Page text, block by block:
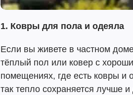
1. Ковры для пола и одеяла
Если вы живете в частном
тёплый пол или ковер с
помещениях, где есть ковры и
так тепло сохраняется лучше